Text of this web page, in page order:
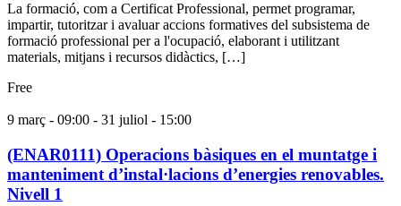
La formació, com a Certificat Professional, permet programar,
impartir, tutoritzar i avaluar accions formatives del subsistema de
formació professional per a l'ocupació, elaborant i utilitzant
materials, mitjans i recursos didàctics, […]
Free
9 març - 09:00 - 31 juliol - 15:00
(ENAR0111) Operacions bàsiques en el muntatge i
manteniment d’instal·lacions d’energies renovables.
Nivell 1